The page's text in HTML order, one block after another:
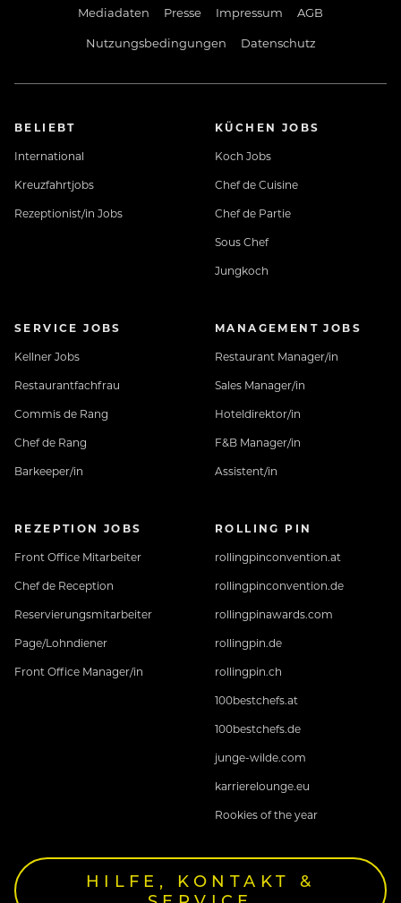
Mediadaten
Presse Impressum
AGB
Nutzungsbedingungen
Datenschutz
BELIEBT
International
Kreuzfahrtjobs
Rezeptionist/in Jobs
KÜCHEN JOBS
Koch Jobs
Chef de Cuisine
Chef de Partie
Sous Chef
Jungkoch
SERVICE JOBS
Kellner Jobs
Restaurantfachfrau
Commis de Rang
Chef de Rang
Barkeeper/in
MANAGEMENT JOBS
Restaurant Manager/in
Sales Manager/in
Hoteldirektor/in
F&B Manager/in
Assistent/in
REZEPTION JOBS
Front Office Mitarbeiter
Chef de Reception
Reservierungsmitarbeiter
Page/Lohndiener
Front Office Manager/in
ROLLING PIN
rollingpinconvention.at
rollingpinconvention.de
rollingpinawards.com
rollingpin.de
rollingpin.ch
100bestchefs.at
100bestchefs.de
junge-wilde.com
karrierelounge.eu
Rookies of the year
HILFE, KONTAKT &